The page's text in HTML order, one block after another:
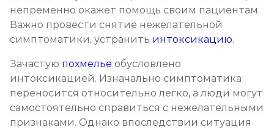
Химический блок от алкоголизма
от 4 000 ₽ Записаться
Вшивание Торпедо
от 5 000 ₽ Записаться
Раскодирование от алкоголизма
непременно окажет помощь своим пациентам.
Важно провести снятие нежелательной
симптоматики, устранить интоксикацию.
Зачастую похмелье обусловлено
интоксикацией. Изначально симптоматика
переносится относительно легко, а люди могут
самостоятельно справиться с нежелательными
признаками. Однако впоследствии ситуация